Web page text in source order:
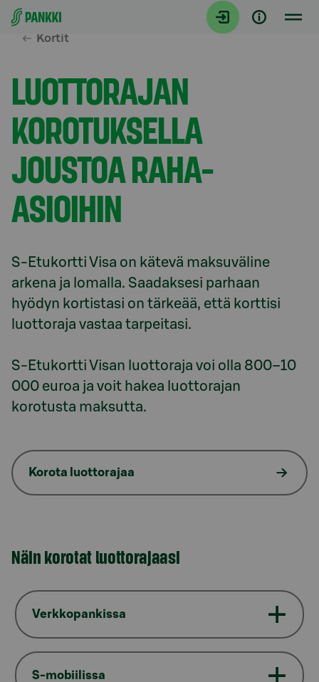
Siirry suoraan sisältöön
Kortit
LUOTTORAJAN
KOROTUKSELLA
JOUSTOA RAHA-
ASIOIHIN
S-Etukortti Visa on kätevä maksuväline
arkena ja lomalla. Saadaksesi parhaan
hyödyn kortistasi on tärkeää, että korttisi
luottoraja vastaa tarpeitasi.
S-Etukortti Visan luottoraja voi olla 800–10
000 euroa ja voit hakea luottorajan
Korota luottorajaa
Näin korotat luottorajaasi
Verkkopankissa
S-mobiilissa